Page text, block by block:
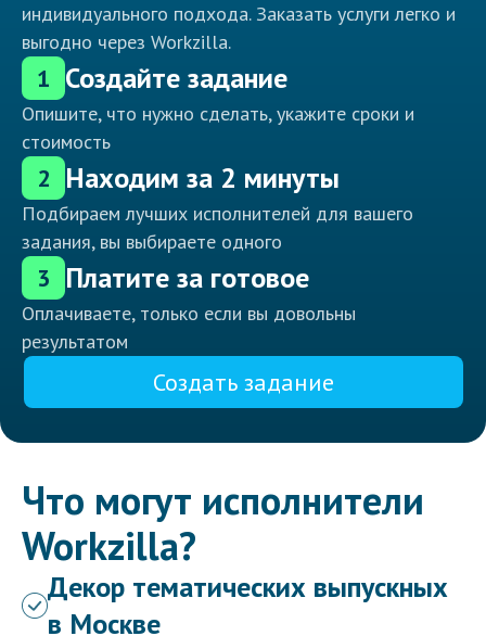
индивидуального подхода. Заказать услуги легко и
выгодно через Workzilla.
1 Создайте задание
Опишите, что нужно сделать, укажите сроки и
стоимость
2 Находим за 2 минуты
Подбираем лучших исполнителей для вашего
задания, вы выбираете одного
3 Платите за готовое
Оплачиваете, только если вы довольны
результатом
Создать задание
Что могут исполнители
Workzilla?
Декор тематических выпускных
в Москве